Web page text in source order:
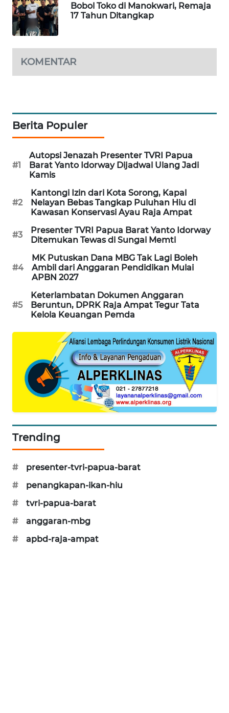
Bobol Toko di Manokwari, Remaja
17 Tahun Ditangkap
KOMENTAR
Berita Populer
#1
Autopsi Jenazah Presenter TVRI Papua
Barat Yanto Idorway Dijadwal Ulang Jadi
Kamis
#2
Kantongi Izin dari Kota Sorong, Kapal
Nelayan Bebas Tangkap Puluhan Hiu di
Kawasan Konservasi Ayau Raja Ampat
#3
Presenter TVRI Papua Barat Yanto Idorway
Ditemukan Tewas di Sungai Memti
#4
MK Putuskan Dana MBG Tak Lagi Boleh
Ambil dari Anggaran Pendidikan Mulai
APBN 2027
#5
Keterlambatan Dokumen Anggaran
Beruntun, DPRK Raja Ampat Tegur Tata
Kelola Keuangan Pemda
Trending
#
presenter-tvri-papua-barat
#
penangkapan-ikan-hiu
#
tvri-papua-barat
#
anggaran-mbg
#
apbd-raja-ampat
WAHANA
HEALTH
WISATA
Wahana
Network
KONSUMEN
LISTRIK
MASYARAKAT
KELISTRIKAN
WALINKI
ID
MAWAKA
ID
MARTABAT
WATCH
MKLI
LKKI
KOPEKLIN
PORTAL
FORWAMKI